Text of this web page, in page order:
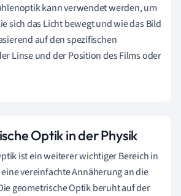
kann verwendet werden, um
sich das Licht bewegt und wie das Bild
auf den spezifischen
Linse und der Position des Films oder
Optik in der Physik
ist ein weiterer wichtiger Bereich in
vereinfachte Annäherung an die
geometrische Optik beruht auf der